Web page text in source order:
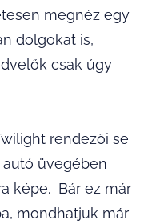
megnéz egy
dolgokat is,
csak úgy
rendezői se
autó üvegében
képe. Bár ez már
mondhatjuk már